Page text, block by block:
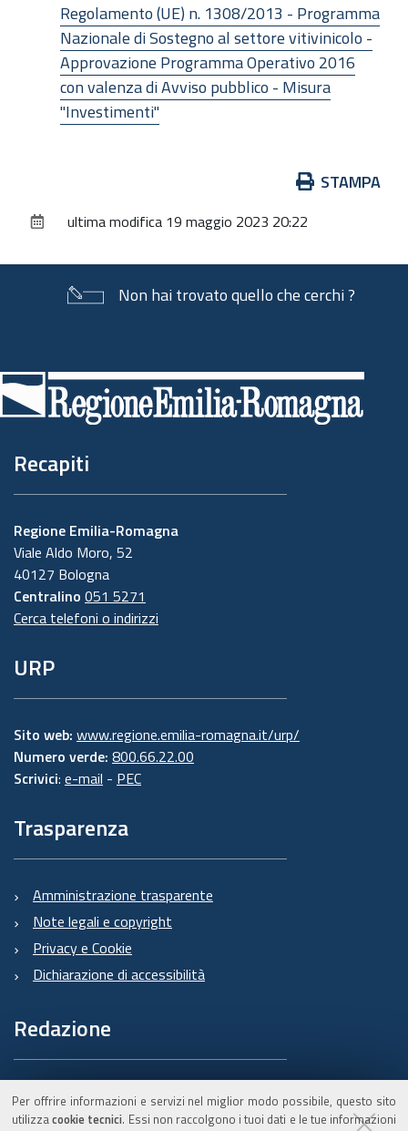
Per offrire informazioni e servizi nel miglior modo possibile, questo sito
utilizzacookie tecnici. Essi non raccolgono i tuoi dati e le tue informazioni
Regolamento (UE) n. 1308/2013 - Programma
Nazionale di Sostegno al settore vitivinicolo -
Approvazione Programma Operativo 2016
con valenza di Avviso pubblico - Misura
"Investimenti"
documento
STAMPA
ultima modifica 19 maggio 2023 20:22
Non hai trovato quello che cerchi ?
di
pagina
Recapiti
Regione Emilia-Romagna
Viale Aldo Moro, 52
40127 Bologna
Centralino 051 5271
Cerca telefoni o indirizzi
URP
Sito web: www.regione.emilia-romagna.it/urp/
Numero verde: 800.66.22.00
Scrivici: e-mail - PEC
Trasparenza
Amministrazione trasparente
Note legali e copyright
Privacy e Cookie
Dichiarazione di accessibilità
Redazione
Informazioni sul Burert
e contatti